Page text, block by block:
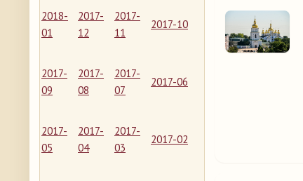
2018-
01
2017-
12
2017-
11
2017-10
2017-
09
2017-
08
2017-
07
2017-06
2017-
05
2017-
04
2017-
03
2017-02